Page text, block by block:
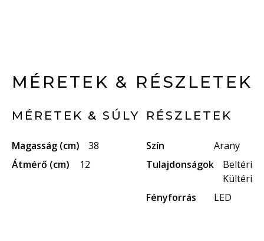
MÉRETEK & RÉSZLETEK
MÉRETEK & SÚLY
Magasság (cm)
38
Átmérő (cm)
12
RÉSZLETEK
Szín
Arany
Tulajdonságok
Beltéri
Kültéri
Fényforrás
LED